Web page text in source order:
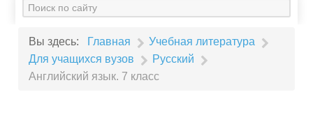
Искать...
Вы здесь: Главная
Учебная литература
Для учащихся вузов
Русский
Английский язык. 7 класс